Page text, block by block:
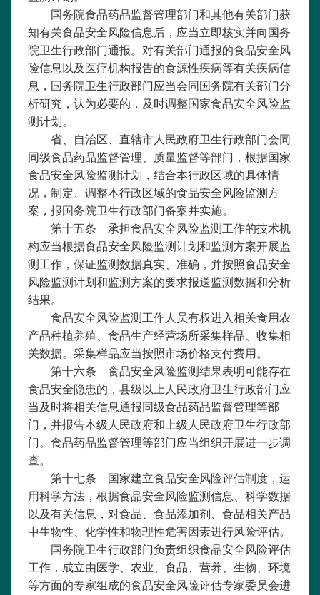
国务院食品药品监督管理部门和其他有关部门获
知有关食品安全风险信息后，应当立即核实并向国务
院卫生行政部门通报。对有关部门通报的食品安全风
险信息以及医疗机构报告的食源性疾病等有关疾病信
息，国务院卫生行政部门应当会同国务院有关部门分
析研究，认为必要的，及时调整国家食品安全风险监
测计划。
省、自治区、直辖市人民政府卫生行政部门会同
同级食品药品监督管理、质量监督等部门，根据国家
食品安全风险监测计划，结合本行政区域的具体情
况，制定、调整本行政区域的食品安全风险监测方
案，报国务院卫生行政部门备案并实施。
第十五条 承担食品安全风险监测工作的技术机
构应当根据食品安全风险监测计划和监测方案开展监
测工作，保证监测数据真实、准确，并按照食品安全
风险监测计划和监测方案的要求报送监测数据和分析
结果。
食品安全风险监测工作人员有权进入相关食用农
产品种植养殖、食品生产经营场所采集样品、收集相
关数据。采集样品应当按照市场价格支付费用。
第十六条 食品安全风险监测结果表明可能存在
食品安全隐患的，县级以上人民政府卫生行政部门应
当及时将相关信息通报同级食品药品监督管理等部
门，并报告本级人民政府和上级人民政府卫生行政部
门。食品药品监督管理等部门应当组织开展进一步调
查。
第十七条 国家建立食品安全风险评估制度，运
用科学方法，根据食品安全风险监测信息、科学数据
以及有关信息，对食品、食品添加剂、食品相关产品
中生物性、化学性和物理性危害因素进行风险评估。
国务院卫生行政部门负责组织食品安全风险评估
工作，成立由医学、农业、食品、营养、生物、环境
等方面的专家组成的食品安全风险评估专家委员会进